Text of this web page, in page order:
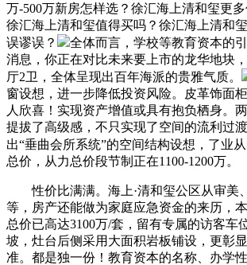
万-500万新房怎样选？徐汇海上清和玺更
徐汇海上清和玺值得买吗？徐汇海上清和
误谬误？
全体而言，学校等教育资本的
消息，你正在对比未来要上市的龙华地块
厅2卫，全体呈现出百年海派的贵雅气质。
窗设想，进一步降低投资风险。皮革饰面
人欣喜！实现资产增值或具有抱负栖身。
提拔了高级感，不只实现了空间的流利过
出“垂曲会所系统”的空间结构设想，了业从
总价，从力总价段节制正在1100-1200万。
性价比满满。海上·清和玺公区从审美
等，房产还能做为家庭应急资金的来历，
总价已高达3100万/套，留有专属的访客车
坡，灶台后侧采用大面积岩板铺设，更彰
准。都是独一份！教育资本的名称、办学